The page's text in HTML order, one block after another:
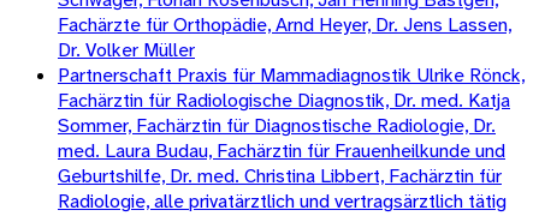
Fachärzte für Orthopädie, Arnd Heyer, Dr. Jens Lassen,
Dr. Volker Müller
Partnerschaft Praxis für Mammadiagnostik Ulrike Rönck,
Fachärztin für Radiologische Diagnostik, Dr. med. Katja
Sommer, Fachärztin für Diagnostische Radiologie, Dr.
med. Laura Budau, Fachärztin für Frauenheilkunde und
Geburtshilfe, Dr. med. Christina Libbert, Fachärztin für
Radiologie, alle privatärztlich und vertragsärztlich tätig